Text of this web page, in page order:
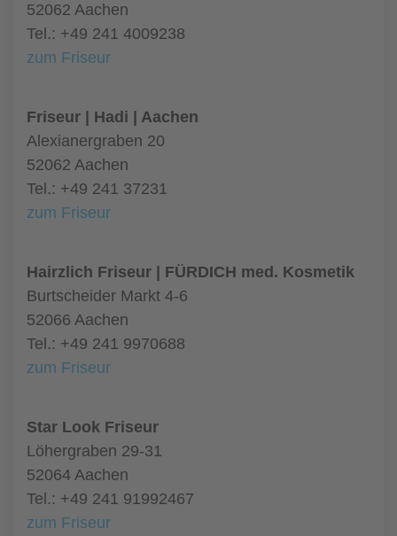
52062 Aachen
Tel.: +49 241 4009238
zum Friseur
Friseur | Hadi | Aachen
Alexianergraben 20
52062 Aachen
Tel.: +49 241 37231
zum Friseur
Hairzlich Friseur | FÜRDICH med. Kosmetik
Burtscheider Markt 4-6
52066 Aachen
Tel.: +49 241 9970688
zum Friseur
Star Look Friseur
Löhergraben 29-31
52064 Aachen
Tel.: +49 241 91992467
zum Friseur